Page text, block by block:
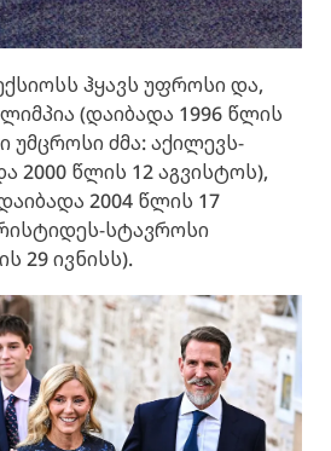
ჰყავს უფროსი და,
(დაიბადა 1996 წლის
უმცროსი ძმა: აქილევს-
2000 წლის 12 აგვისტოს),
2004 წლის 17
სტავროსი
29 ივნისს).